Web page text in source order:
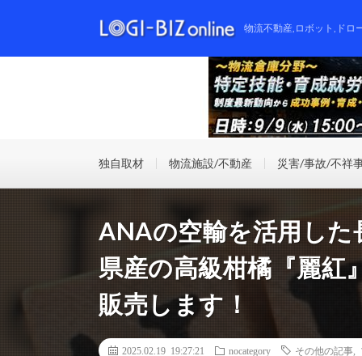
物流不動産,ロボット,ドロ
独自取材 物流施設/不動産 災害/事故/不祥
ANAの空輸を活用した
県産の高級柑橘『麗紅
販売します！
2025.02.19 19:27:21 nocategory その他の記事